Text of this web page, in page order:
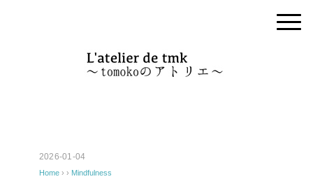
2026-01-04
Home › › Mindfulness